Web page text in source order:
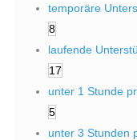
temporäre
8
laufende
17
unter 1 Stunde
5
unter 3 Stunden